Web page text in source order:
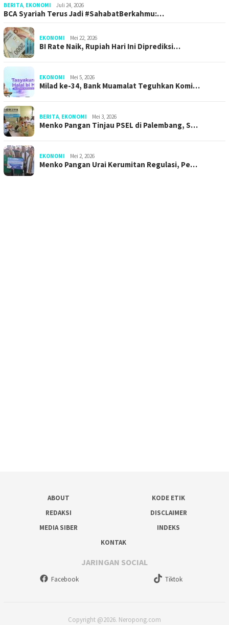
BERITA EKONOMI Juli 24, 2026
BCA Syariah Terus Jadi #SahabatBerkahmu:…
EKONOMI Mei 22, 2026
BI Rate Naik, Rupiah Hari Ini Diprediksi…
EKONOMI Mei 5, 2026
Milad ke-34, Bank Muamalat Teguhkan Komi…
BERITA EKONOMI Mei 3, 2026
Menko Pangan Tinjau PSEL di Palembang, S…
EKONOMI Mei 2, 2026
Menko Pangan Urai Kerumitan Regulasi, Pe…
ABOUT
KODE ETIK
REDAKSI
DISCLAIMER
MEDIA SIBER
INDEKS
KONTAK
JARINGAN SOCIAL
Facebook Tiktok
Copyright @2026. Neropong.com